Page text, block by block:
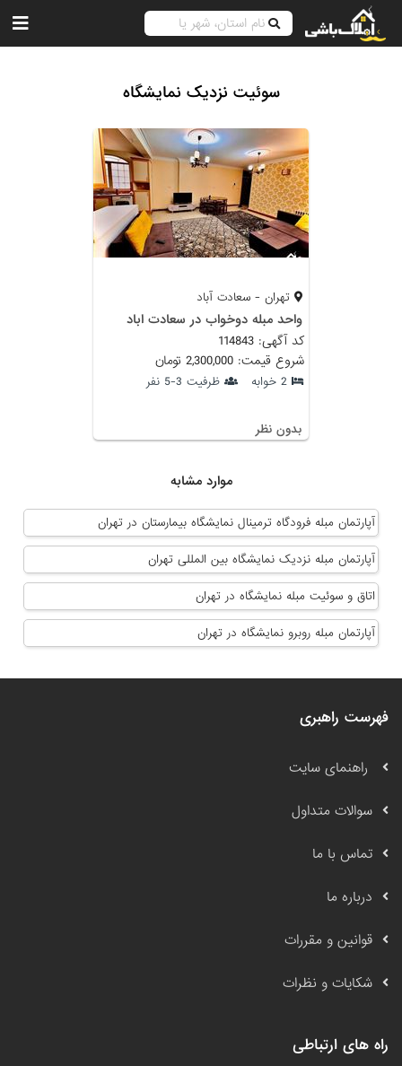
سوئیت نزدیک نمایشگاه
تهران - سعادت آباد
واحد مبله دوخواب در سعادت اباد
کد آگهی: 114843
شروع قیمت: 2,300,000 تومان
2 خوابه ظرفیت 3-5 نفر
بدون نظر
موارد مشابه
آپارتمان مبله فرودگاه ترمینال نمایشگاه بیمارستان در تهران
آپارتمان مبله نزدیک نمایشگاه بین المللی تهران
اتاق و سوئیت مبله نمایشگاه در تهران
آپارتمان مبله روبرو نمایشگاه در تهران
فهرست راهبری
راهنمای سایت
سوالات متداول
تماس با ما
درباره ما
قوانین و مقررات
شکایات و نظرات
راه های ارتباطی